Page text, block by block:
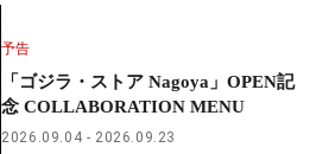
予告
「ゴジラ・ストア Nagoya」OPEN記
念 COLLABORATION MENU
2026.09.04 2026.09.23